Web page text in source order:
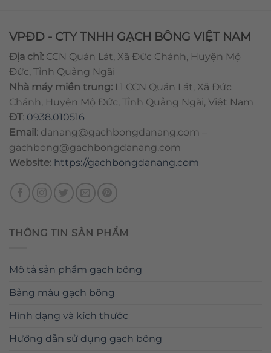
VPĐD - CTY TNHH GẠCH BÔNG VIỆT NAM
Địa chỉ: CCN Quán Lát, Xã Đức Chánh, Huyện Mộ
Đức, Tỉnh Quảng Ngãi
Nhà máy miền trung: L1 CCN Quán Lát, Xã Đức
Chánh, Huyện Mộ Đức, Tỉnh Quảng Ngãi, Việt Nam
ĐT: 0938.010516
Email : danang@gachbongdanang.com –
gachbong@gachbongdanang.com
Website: https://gachbongdanang.com
THÔNG TIN SẢN PHẨM
Mô tả sản phẩm gạch bông
Bảng màu gạch bông
Hình dạng và kích thước
Hướng dẫn sử dụng gạch bông